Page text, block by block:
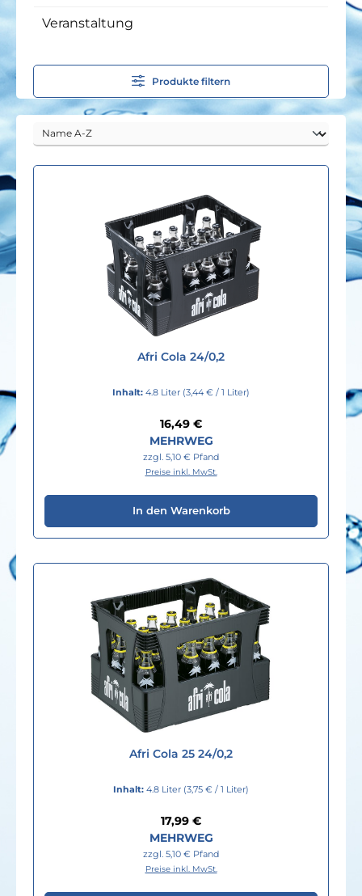
Veranstaltung
Produkte filtern
Afri Cola 24/0,2
Inhalt: 4.8 Liter (3,44 € / 1 Liter)
Regulärer Preis:
16,49 €
MEHRWEG
zzgl. 5,10 € Pfand
Preise inkl. MwSt.
In den Warenkorb
Afri Cola 25 24/0,2
Inhalt: 4.8 Liter (3,75 € / 1 Liter)
Regulärer Preis:
17,99 €
MEHRWEG
zzgl. 5,10 € Pfand
Preise inkl. MwSt.